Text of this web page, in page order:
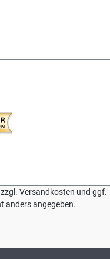
Versandkosten und ggf.
anders angegeben.